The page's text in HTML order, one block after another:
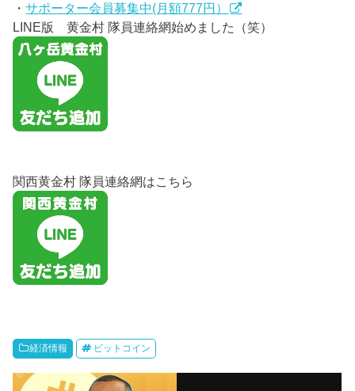
・サポーター会員募集中(月額777円）
LINE版 黄金村 隊員連絡網始めました（笑）
関西黄金村 隊員連絡網はこちら
経済情報 ビットコイン